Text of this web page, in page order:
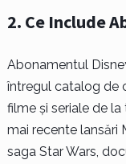
2. Ce Include
Abonamentul
întregul catalog de
filme și seriale de
mai recente lansări
saga Star Wars,